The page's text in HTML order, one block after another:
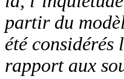
partir du
été
rapport aux